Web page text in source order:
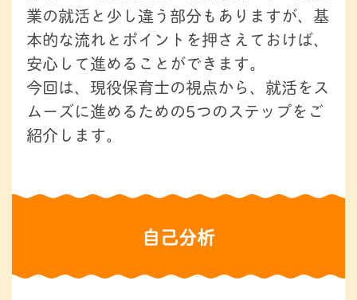
業の就活と少し違う部分もありますが、基
本的な流れとポイントを押さえておけば、
安心して進めることができます。
今回は、現役保育士の視点から、就活をス
ムーズに進めるための5つのステップをご
紹介します。
自己分析